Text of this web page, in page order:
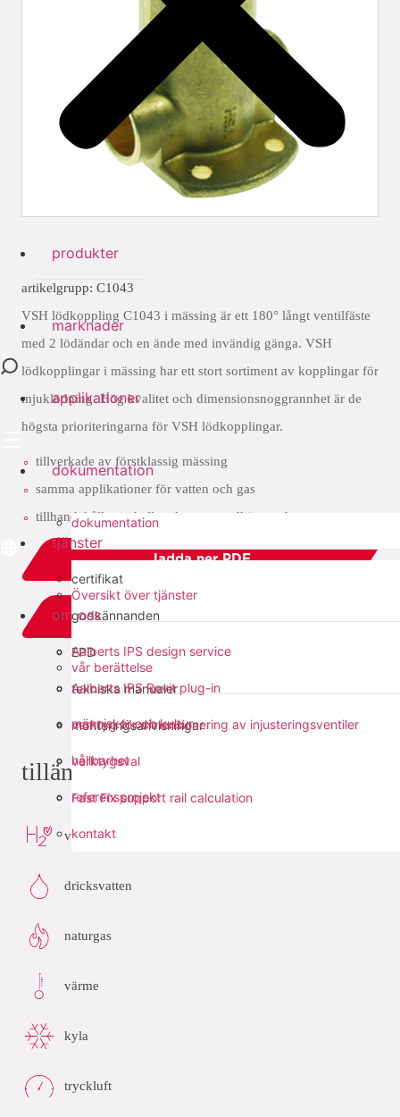
produkter
marknader
applikationer
dokumentation
dokumentation
certifikat
godkännanden
EPD
tekniska manualer
monteringsanvisningar
tjänster
Översikt över tjänster
Aalberts IPS design service
Aalberts IPS Revit plug-in
verktyg för dimensionering av injusteringsventiler
verktygsval
Fast Fix support rail calculation
om oss
vår berättelse
människor och kultur
hållbarhet
referensprojekt
kontakt
artikelgrupp: C1043
VSH lödkoppling C1043 i mässing är ett 180° långt ventilfäste
med 2 lödändar och en ände med invändig gänga. VSH
lödkopplingar i mässing har ett stort sortiment av kopplingar för
mjuklödning. Hög kvalitet och dimensionsnoggrannhet är de
högsta prioriteringarna för VSH lödkopplingar.
tillverkade av förstklassig mässing
samma applikationer för vatten och gas
tillhandahålls med alla relevanta godkännanden
ladda ner PDF
dela med sig:
tillämpningar
väte (H2)
dricksvatten
naturgas
värme
kyla
tryckluft